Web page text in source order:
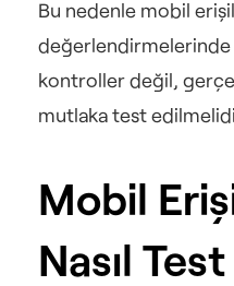
Bu nedenle mobil
değerlendirmelerinde
kontroller değil,
mutlaka test
Mobil
Nasıl